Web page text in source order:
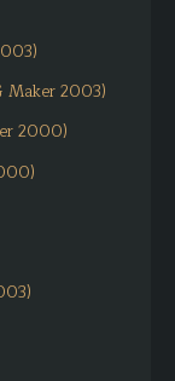
Maker 2003)
2000)